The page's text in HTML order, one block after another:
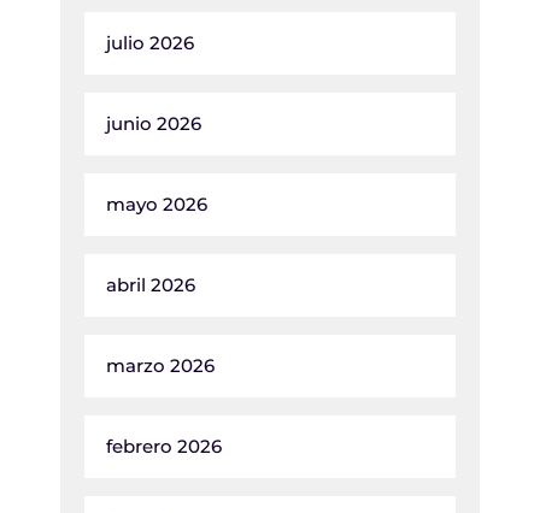
julio 2026
junio 2026
mayo 2026
abril 2026
marzo 2026
febrero 2026